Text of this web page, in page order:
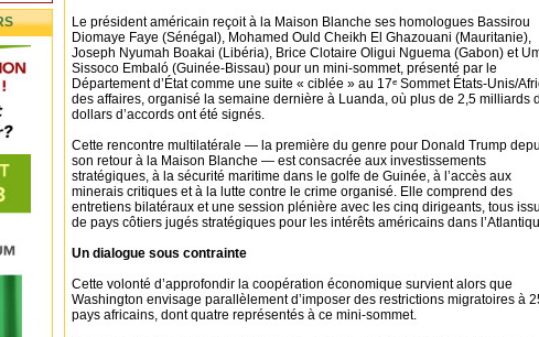
Le président américain reçoit à la Maison Blanche ses homologues Bassirou
Diomaye Faye (Sénégal), Mohamed Ould Cheikh El Ghazouani (Mauritanie),
Joseph Nyumah Boakai (Libéria), Brice Clotaire Oligui Nguema (Gabon) et
Sissoco Embaló (Guinée-Bissau) pour un mini-sommet, présenté par le
Département d’État comme une suite « ciblée » au 17ᵉ Sommet États-Unis/
des affaires, organisé la semaine dernière à Luanda, où plus de 2,5 milliards
dollars d’accords ont été signés.
Cette rencontre multilatérale — la première du genre pour Donald Trump
son retour à la Maison Blanche — est consacrée aux investissements
stratégiques, à la sécurité maritime dans le golfe de Guinée, à l’accès aux
minerais critiques et à la lutte contre le crime organisé. Elle comprend des
entretiens bilatéraux et une session plénière avec les cinq dirigeants, tous
de pays côtiers jugés stratégiques pour les intérêts américains dans
Un dialogue sous contrainte
Cette volonté d’approfondir la coopération économique survient alors que
Washington envisage parallèlement d’imposer des restrictions migratoires à
pays africains, dont quatre représentés à ce mini-sommet.